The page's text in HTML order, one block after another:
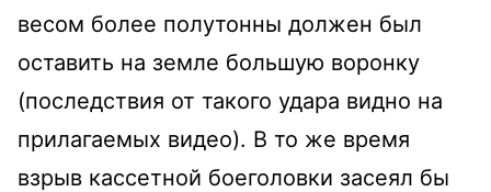
весом более полутонны должен был
оставить на земле большую воронку
(последствия от такого удара видно на
прилагаемых видео). В то же время
взрыв кассетной боеголовки засеял бы